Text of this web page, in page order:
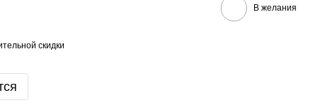
В желания
скидки